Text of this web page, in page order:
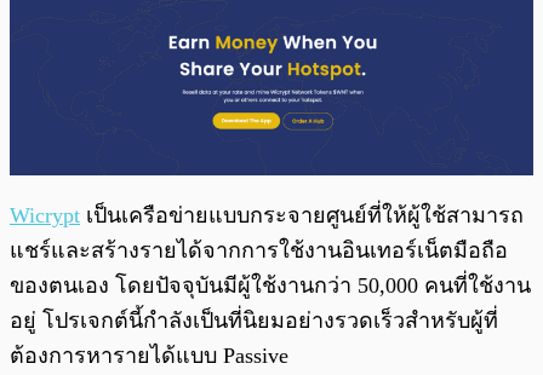
Wicrypt เป็นเครือข่ายแบบกระจายศูนย์ที่ให้ผู้ใช้สามารถ
แชร์และสร้างรายได้จากการใช้งานอินเทอร์เน็ตมือถือ
ของตนเอง โดยปัจจุบันมีผู้ใช้งานกว่า 50,000 คนที่ใช้งาน
อยู่ โปรเจกต์นี้กำลังเป็นที่นิยมอย่างรวดเร็วสำหรับผู้ที่
ต้องการหารายได้แบบ Passive